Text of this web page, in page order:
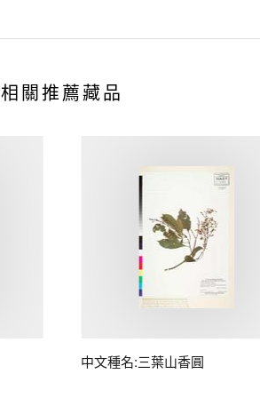
相關推薦藏品
中文種名:三葉山香圓